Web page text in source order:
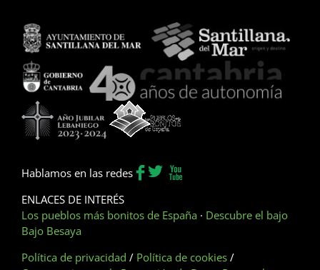
Hablamos en las redes
ENLACES DE INTERÉS
Los pueblos más bonitos de España · Descubre el bajo
Bajo Besaya
Política de privacidad / Política de cookies /